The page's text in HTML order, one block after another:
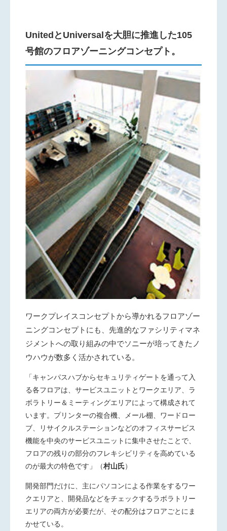
UnitedとUniversalを大胆に推進した105
号館のフロアゾーニングコンセプト。
ワークプレイスコンセプトから導かれるフロアゾー
ニングコンセプトにも、先進的なファシリティマネ
ジメントへの取り組みの中でソニーが培ってきたノ
ウハウが数多く活かされている。
「キャンパスハブからセキュリティゲートを通って入
る各フロアは、サービスユニットとワークエリア、ラ
ボラトリー＆ミーティングエリアによって構成されて
います。プリンターの複合機、メール棚、ワードロー
ブ、リサイクルステーションなどのオフィスサービス
機能を中央のサービスユニットに集中させたことで、
フロアの残りの部分のフレキシビリティを高めている
のが最大の特色です」
（村山氏）
開発部門だけに、主にパソコンによる作業をするワー
クエリアと、開発品などをチェックするラボラトリー
エリアの両方が必要だが、その配分はフロアごとにま
かせている。